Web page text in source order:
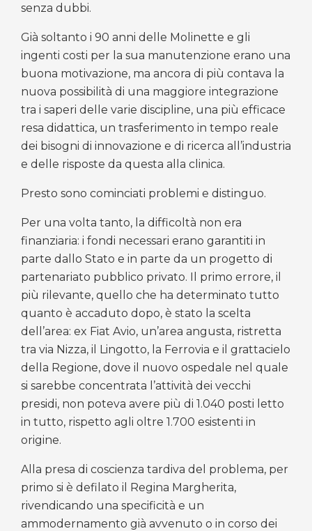
senza dubbi.
Già soltanto i 90 anni delle Molinette e gli
ingenti costi per la sua manutenzione erano una
buona motivazione, ma ancora di più contava la
nuova possibilità di una maggiore integrazione
tra i saperi delle varie discipline, una più efficace
resa didattica, un trasferimento in tempo reale
dei bisogni di innovazione e di ricerca all’industria
e delle risposte da questa alla clinica.
Presto sono cominciati problemi e distinguo.
Per una volta tanto, la difficoltà non era
finanziaria: i fondi necessari erano garantiti in
parte dallo Stato e in parte da un progetto di
partenariato pubblico privato. Il primo errore, il
più rilevante, quello che ha determinato tutto
quanto è accaduto dopo, è stato la scelta
dell’area: ex Fiat Avio, un’area angusta, ristretta
tra via Nizza, il Lingotto, la Ferrovia e il grattacielo
della Regione, dove il nuovo ospedale nel quale
si sarebbe concentrata l’attività dei vecchi
presidi, non poteva avere più di 1.040 posti letto
in tutto, rispetto agli oltre 1.700 esistenti in
origine.
Alla presa di coscienza tardiva del problema, per
primo si è defilato il Regina Margherita,
rivendicando una specificità e un
ammodernamento già avvenuto o in corso dei